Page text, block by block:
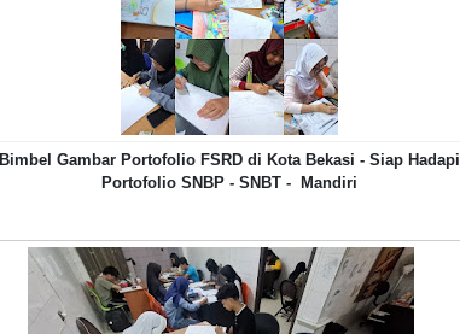
Bimbel Gambar Portofolio FSRD di Kota Bekasi - Siap Hadapi
Portofolio SNBP - SNBT - Mandiri